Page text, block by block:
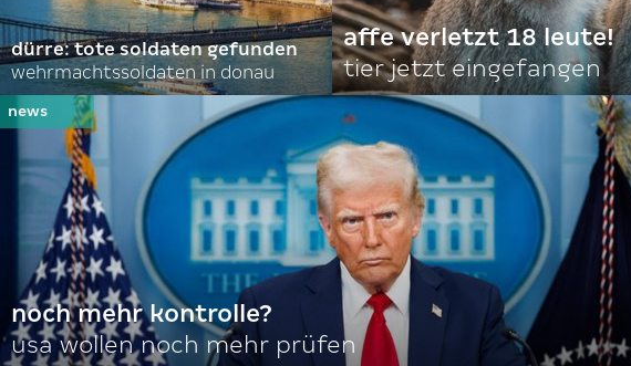
dürre: tote soldaten gefunden
wehrmachtssoldaten in donau
affe verletzt 18 leute!
tier jetzt eingefangen
noch mehr kontrolle?
usa wollen noch mehr prüfen